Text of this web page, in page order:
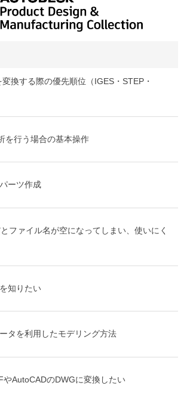
換する際の優先順位（IGES・STEP・
を行う場合の基本操作
ーツ作成
ファイル名が空になってしまい、使いにく
知りたい
タを利用したモデリング方法
やAutoCADのDWGに変換したい